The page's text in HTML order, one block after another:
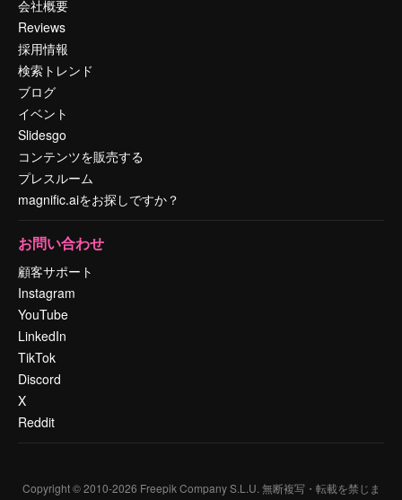
会社概要
Reviews
採用情報
検索トレンド
ブログ
イベント
Slidesgo
コンテンツを販売する
プレスルーム
magnific.aiをお探しですか？
お問い合わせ
顧客サポート
Instagram
YouTube
LinkedIn
TikTok
Discord
X
Reddit
Copyright © 2010-2026 Freepik Company S.L.U. 無断複写・転載を禁じま